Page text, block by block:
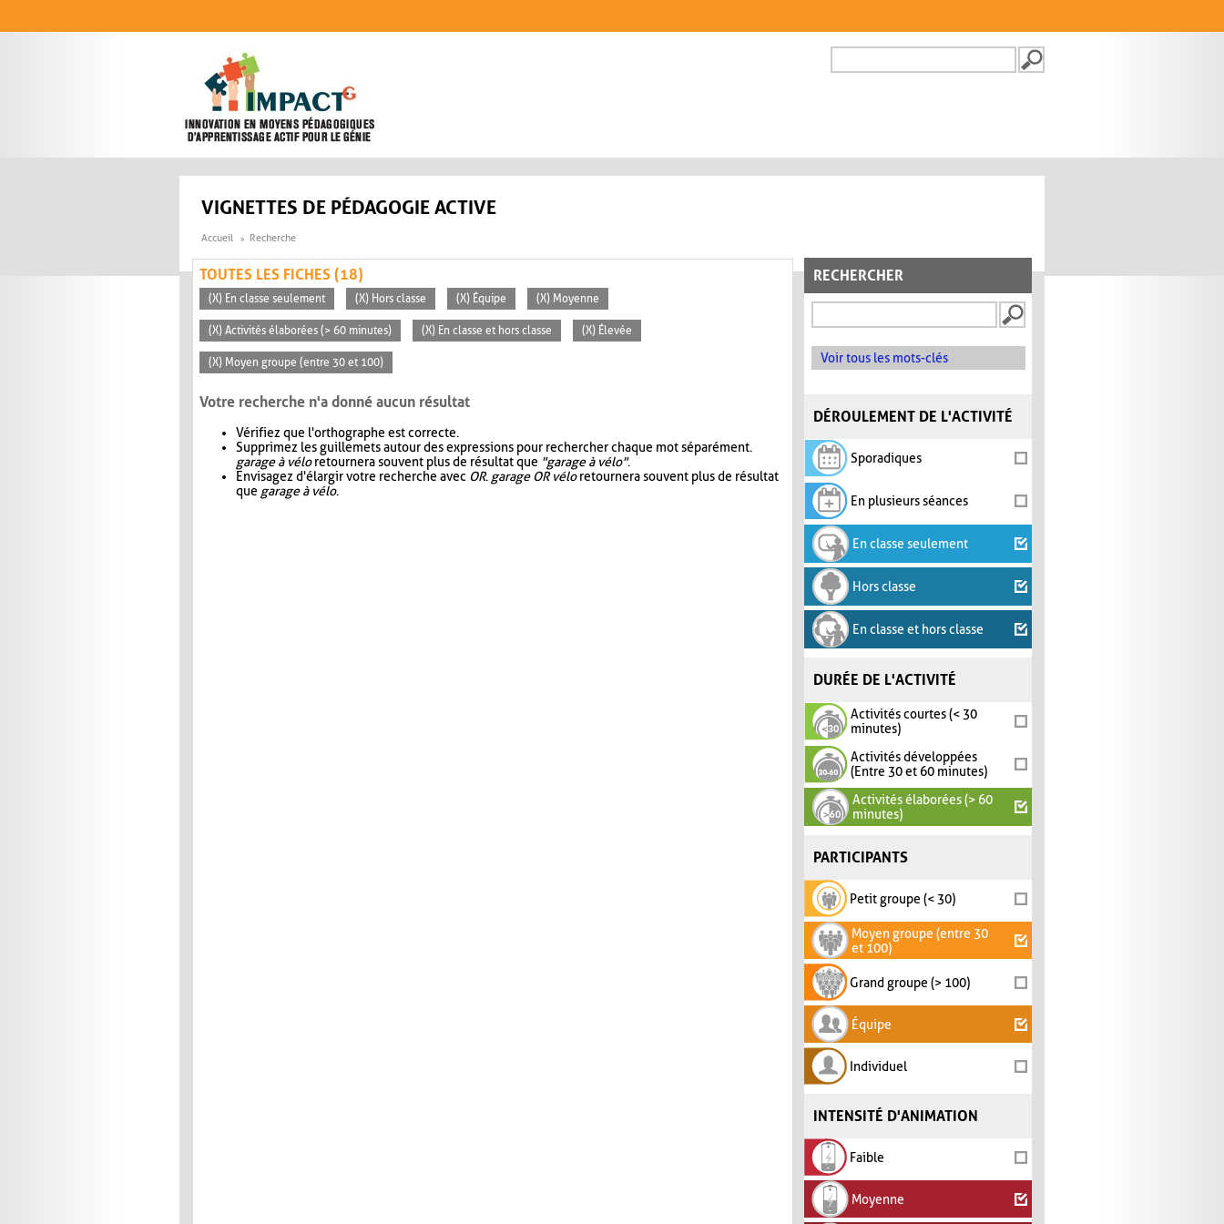
FORMULAIRE DE
VIGNETTES DE PÉDAGOGIE ACTIVE
Accueil Recherche
RECHERCHER
Voir tous les mots-clés
DÉROULEMENT DE L'ACTIVITÉ
Sporadiques
En plusieurs séances
En classe seulement
Hors classe
En classe et hors classe
DURÉE DE L'ACTIVITÉ
Activités courtes (< 30
minutes)
Activités développées
(Entre 30 et 60 minutes)
Activités élaborées (> 60
minutes)
PARTICIPANTS
Petit groupe (< 30)
Moyen groupe (entre 30
et 100)
Grand groupe (> 100)
Équipe
Individuel
INTENSITÉ D'ANIMATION
Faible
Moyenne
TOUTES LES FICHES (18)
(X) En classe seulement (X) Hors classe (X) Équipe (X) Moyenne
(X) Activités élaborées (> 60 minutes) (X) En classe et hors classe (X) Élevée
(X) Moyen groupe (entre 30 et 100)
Votre recherche n'a donné aucun résultat
Vérifiez que l'orthographe est correcte.
Supprimez les guillemets autour des expressions pour rechercher chaque mot séparément.
garage à véloretournera souvent plus de résultat que "garage à vélo".
Envisagez d'élargir votre recherche avec OR. garage OR véloretournera souvent plus de résultat
que garage à vélo.